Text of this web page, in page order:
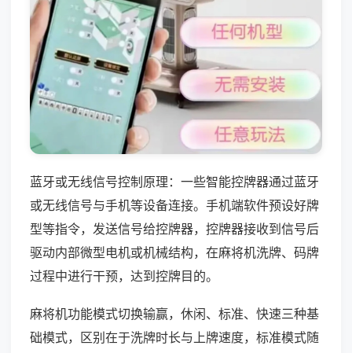
蓝牙或无线信号控制原理：一些智能控牌器通过蓝牙
或无线信号与手机等设备连接。手机端软件预设好牌
型等指令，发送信号给控牌器，控牌器接收到信号后
驱动内部微型电机或机械结构，在麻将机洗牌、码牌
过程中进行干预，达到控牌目的。
麻将机功能模式切换输赢，休闲、标准、快速三种基
础模式，区别在于洗牌时长与上牌速度，标准模式随